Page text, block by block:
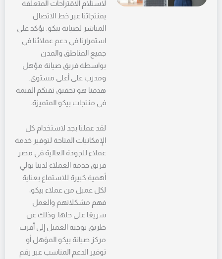
لاستلام الاقتراحات المتعلقة
بمنتجاتنا عبر خط الاتصال
المباشر لصيانة بيكو. نؤكد على
استمرارنا في دعم عملائنا في
جميع المناطق والمدن
بواسطة فريق صيانة مؤهل
ومدرب على أعلى مستوى.
هدفنا هو تحقيق ثقتكم القيمة
في منتجات بيكو المتميزة.
لقد عملنا بجد لاستخدام كل
الإمكانيات المتاحة لتوفير خدمة
عملاء للجودة العالية في مصر.
فريق خدمة العملاء لدينا يولي
أهمية كبيرة للاستماع بعناية
لكل عميل من عملاء بيكو،
فهم مشكلاتهم والعمل
سريعًا على حلها. وذلك عن
طريق توجيه العميل إلى أقرب
مركز صيانة بيكو المؤهل أو
توفير الدعم المناسب عبر رقم